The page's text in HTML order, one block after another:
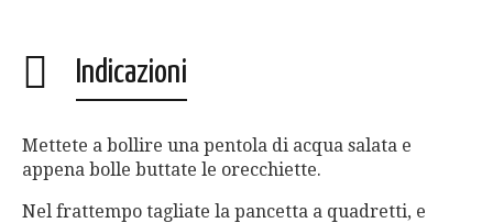
Indicazioni
Mettete a bollire una pentola di acqua salata e
appena bolle buttate le orecchiette.
Nel frattempo tagliate la pancetta a quadretti, e